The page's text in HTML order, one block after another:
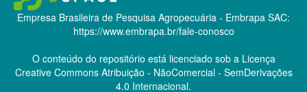
Empresa Brasileira de Pesquisa Agropecuária - Embrapa SAC:
https://www.embrapa.br/fale-conosco
O conteúdo do repositório está licenciado sob a Licença
Creative CommonsAtribuição - NãoComercial - SemDerivações
4.0 Internacional.